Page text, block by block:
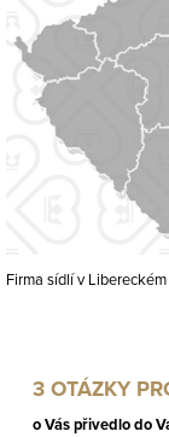
Firma sídlí v
3 OTÁZKY
o Vás přivedlo do